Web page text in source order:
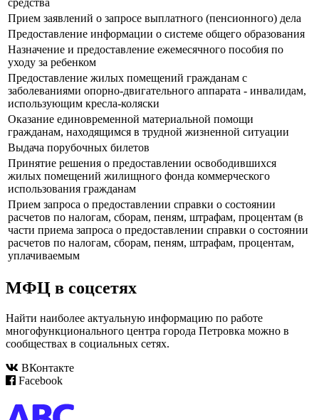
средства
Прием заявлений о запросе выплатного (пенсионного) дела
Предоставление информации о системе общего образования
Назначение и предоставление ежемесячного пособия по
уходу за ребенком
Предоставление жилых помещений гражданам с
заболеваниями опорно-двигательного аппарата - инвалидам,
использующим кресла-коляски
Оказание единовременной материальной помощи
гражданам, находящимся в трудной жизненной ситуации
Выдача порубочных билетов
Принятие решения о предоставлении освободившихся
жилых помещений жилищного фонда коммерческого
использования гражданам
Прием запроса о предоставлении справки о состоянии
расчетов по налогам, сборам, пеням, штрафам, процентам (в
части приема запроса о предоставлении справки о состоянии
расчетов по налогам, сборам, пеням, штрафам, процентам,
уплачиваемым
МФЦ в соцсетях
Найти наиболее актуальную информацию по работе
многофункционального центра города Петровка можно в
сообществах в социальных сетях.
ВКонтакте
Facebook